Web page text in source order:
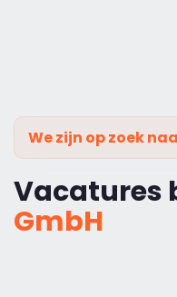
We zijn op zoek
Vacatures
GmbH